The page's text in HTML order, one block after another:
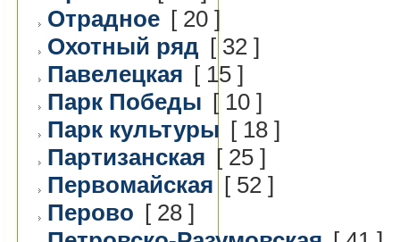
Отрадное [ 20 ]
Охотный ряд [ 32 ]
Павелецкая [ 15 ]
Парк Победы [ 10 ]
Парк культуры [ 18 ]
Партизанская [ 25 ]
Первомайская [ 52 ]
Перово [ 28 ]